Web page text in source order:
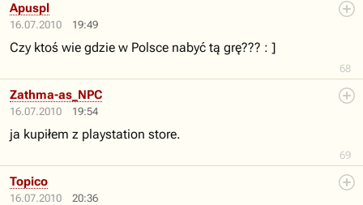
16.07.2010 19:49
68
Apuspl
Czy ktoś wie gdzie w Polsce nabyć tą grę??? : ]
16.07.2010 19:54
69
Zathma-as_NPC
ja kupiłem z playstation store.
16.07.2010 20:36
Topico